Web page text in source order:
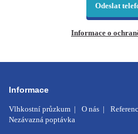
Odeslat
Informace o
Informace
Vlhkostní průzkum O nás
Nezávazná poptávka